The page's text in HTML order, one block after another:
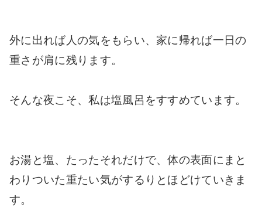
外に出れば人の気をもらい、家に帰れば一日の
重さが肩に残ります。
そんな夜こそ、私は塩風呂をすすめています。
お湯と塩、たったそれだけで、体の表面にまと
わりついた重たい気がするりとほどけていきま
す。